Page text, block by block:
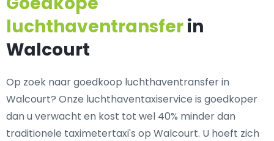
luchthaventransferin
Walcourt
Op zoek naar goedkoop luchthaventransfer in
Walcourt? Onze luchthaventaxiservice is goedkoper
dan u verwacht en kost tot wel 40% minder dan
traditionele taximetertaxi's op Walcourt. U hoeft zich